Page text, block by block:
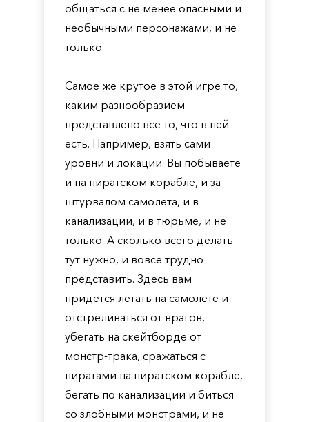
общаться с не менее опасными и
необычными персонажами, и не
только.
Самое же крутое в этой игре то,
каким разнообразием
представлено все то, что в ней
есть. Например, взять сами
уровни и локации. Вы побываете
и на пиратском корабле, и за
штурвалом самолета, и в
канализации, и в тюрьме, и не
только. А сколько всего делать
тут нужно, и вовсе трудно
представить. Здесь вам
придется летать на самолете и
отстреливаться от врагов,
убегать на скейтборде от
монстр-трака, сражаться с
пиратами на пиратском корабле,
бегать по канализации и биться
со злобными монстрами, и не